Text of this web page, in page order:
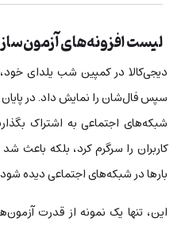
لیست افزونه‌های
دیجی‌کالا در کمپین شب یلدای خود،
سپس فال‌شان را نمایش داد. در
شبکه‌های اجتماعی به اشتراک
کاربران را سرگرم کرد، بلکه باعث
بارها در شبکه‌های اجتماعی دیده
این، تنها یک نمونه از قدرت